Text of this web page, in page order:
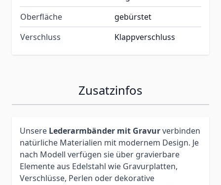
Oberfläche
gebürstet
Verschluss
Klappverschluss
Zusatzinfos
Unsere Lederarmbänder mit Gravurverbinden
natürliche Materialien mit modernem Design. Je
nach Modell verfügen sie über gravierbare
Elemente aus Edelstahl wie Gravurplatten,
Verschlüsse, Perlen oder dekorative